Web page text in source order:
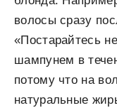
волосы сразу
«Постарайтесь
шампунем в
потому что на
натуральные